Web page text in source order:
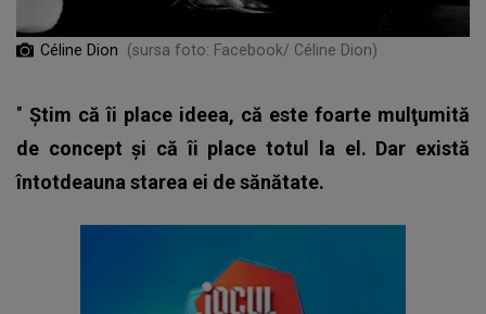
Céline Dion (sursa foto: Facebook/ Céline Dion)
" Ştim că îi place ideea, că este foarte mulţumită
de concept şi că îi place totul la el. Dar există
întotdeauna starea ei de sănătate.